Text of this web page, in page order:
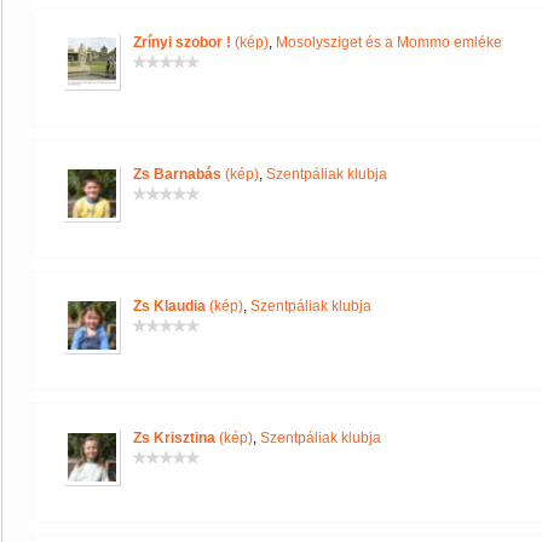
Zrínyi szobor ! (kép), Mosolysziget és a Mommo emléke
Zs Barnabás (kép), Szentpáliak klubja
Zs Klaudia (kép), Szentpáliak klubja
Zs Krisztina (kép), Szentpáliak klubja